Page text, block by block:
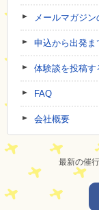
メールマガジ
申込から出発ま
体験談を投稿す
FAQ
会社概要
最新の催